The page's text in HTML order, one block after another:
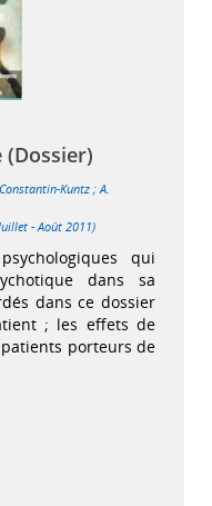
Kuntz;A.
- Août 2011)
qui
dans sa
dans ce dossier
; les effets de
porteurs de